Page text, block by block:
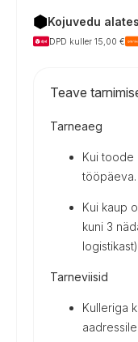
Kojuvedu
DPD kuller 15,00 €
Teave
Tarneaeg
Kui toode
tööpäeva.
Kui kaup
kuni 3
Tarneviisid
Kulleriga
aadressile.